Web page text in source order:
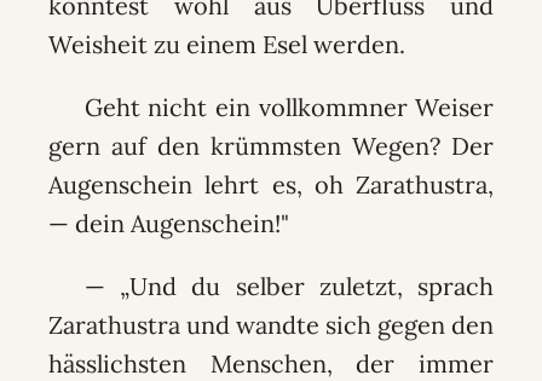
Weisheit zu einem Esel werden.
Geht nicht ein vollkommner Weiser
gern auf den krümmsten Wegen? Der
Augenschein lehrt es, oh Zarathustra,
— dein Augenschein!"
— „Und du selber zuletzt, sprach
Zarathustra und wandte sich gegen den
hässlichsten Menschen, der immer